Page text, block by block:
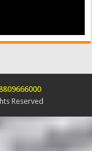
Reserved